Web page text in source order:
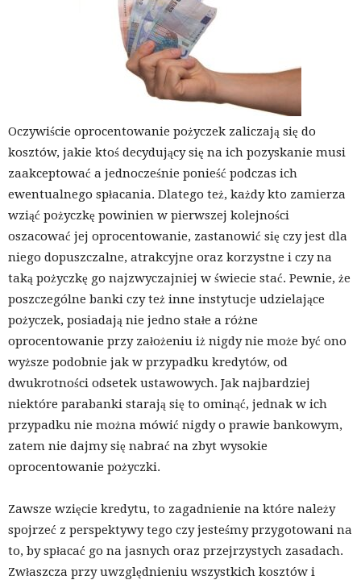
Oczywiście oprocentowanie pożyczek zaliczają się do
kosztów, jakie ktoś decydujący się na ich pozyskanie musi
zaakceptować a jednocześnie ponieść podczas ich
ewentualnego spłacania. Dlatego też, każdy kto zamierza
wziąć pożyczkę powinien w pierwszej kolejności
oszacować jej oprocentowanie, zastanowić się czy jest dla
niego dopuszczalne, atrakcyjne oraz korzystne i czy na
taką pożyczkę go najzwyczajniej w świecie stać. Pewnie, że
poszczególne banki czy też inne instytucje udzielające
pożyczek, posiadają nie jedno stałe a różne
oprocentowanie przy założeniu iż nigdy nie może być ono
wyższe podobnie jak w przypadku kredytów, od
dwukrotności odsetek ustawowych. Jak najbardziej
niektóre parabanki starają się to ominąć, jednak w ich
przypadku nie można mówić nigdy o prawie bankowym,
zatem nie dajmy się nabrać na zbyt wysokie
oprocentowanie pożyczki.
Zawsze wzięcie kredytu, to zagadnienie na które należy
spojrzeć z perspektywy tego czy jesteśmy przygotowani na
to, by spłacać go na jasnych oraz przejrzystych zasadach.
Zwłaszcza przy uwzględnieniu wszystkich kosztów i